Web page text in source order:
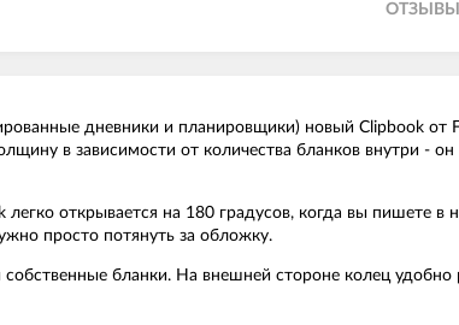
ОТЗЫВЫ
дневники и планировщики) новый Clipbook от
в зависимости от количества бланков внутри - он
открывается на 180 градусов, когда вы пишете в
просто потянуть за обложку.
бланки. На внешней стороне колец удобно